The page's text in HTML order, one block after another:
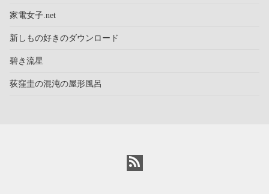
家電女子.net
新しもの好きのダウンロード
碧き流星
荻窪圭の混沌の屋形風呂